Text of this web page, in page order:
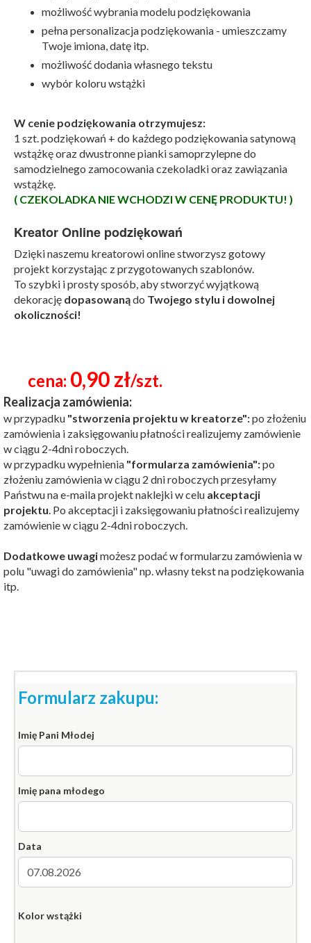
możliwość wybrania modelu podziękowania
pełna personalizacja podziękowania - umieszczamy
Twoje imiona, datę itp.
możliwość dodania własnego tekstu
wybór koloru wstążki
W cenie podziękowania otrzymujesz:
1 szt. podziękowań + do każdego podziękowania satynową
wstążkę oraz dwustronne pianki samoprzylepne do
samodzielnego zamocowania czekoladki oraz zawiązania
wstążkę.
( CZEKOLADKA NIE WCHODZI W CENĘ PRODUKTU! )
Kreator Online podziękowań
Dzięki naszemu kreatorowi online stworzysz gotowy
projekt korzystając z przygotowanych szablonów.
To szybki i prosty sposób, aby stworzyć wyjątkową
dekorację dopasowanądo Twojego stylu i dowolnej
okoliczności!
cena: 0,90 zł/szt.
Realizacja zamówienia:
w przypadku "stworzenia projektu w kreatorze":po złożeniu
zamówienia i zaksięgowaniu płatności realizujemy zamówienie
w ciągu 2-4dni roboczych.
w przypadku wypełnienia "formularza zamówienia":po
złożeniu zamówienia w ciągu 2 dni roboczych przesyłamy
Państwu na e-maila projekt naklejki w celu akceptacji
projektu. Po akceptacji i zaksięgowaniu płatności realizujemy
zamówienie w ciągu 2-4dni roboczych.
Dodatkowe uwagimożesz podać w formularzu zamówienia w
polu "uwagi do zamówienia" np. własny tekst na podziękowania
itp.
Formularz zakupu:
Imię Pani Młodej
Imię pana młodego
Data
Kolor wstążki